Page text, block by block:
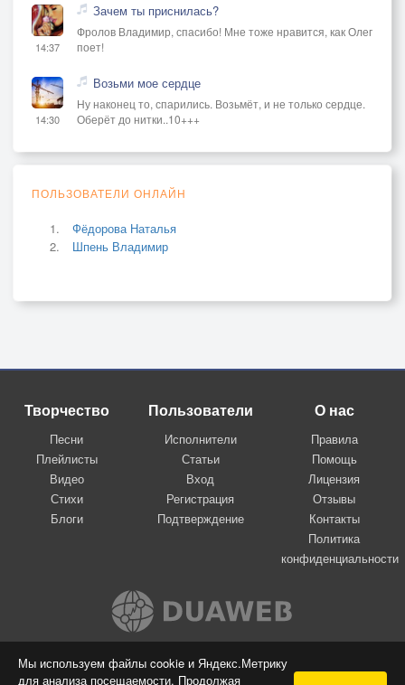
Мы используем файлы cookie и Яндекс.Метрику
для анализа посещаемости. Продолжая
14:37
Зачем ты приснилась?
Фролов Владимир, спасибо! Мне тоже нравится, как Олег
поет!
14:30
Возьми мое сердце
Ну наконец то, спарились. Возьмёт, и не только сердце.
Оберёт до нитки..10+++
ПОЛЬЗОВАТЕЛИ ОНЛАЙН
Фёдорова Наталья
Шпень Владимир
Творчество
Песни
Плейлисты
Видео
Стихи
Блоги
Пользователи
Исполнители
Статьи
Вход
Регистрация
Подтверждение
О нас
Правила
Помощь
Лицензия
Отзывы
Контакты
Политика
конфиденциальности
Вконтакте